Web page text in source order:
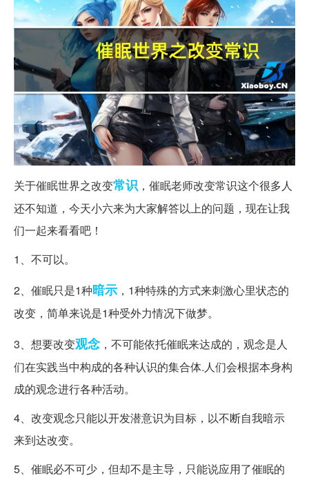
关于催眠世界之改变常识 ，催眠老师改变常识这个很多人
还不知道，今天小六来为大家解答以上的问题，现在让我
们一起来看看吧！
1、不可以。
2、催眠只是1种暗示 ，1种特殊的方式来刺激心里状态的
改变，简单来说是1种受外力情况下做梦。
3、想要改变观念，不可能依托催眠来达成的，观念是人
们在实践当中构成的各种认识的集合体.人们会根据本身构
成的观念进行各种活动。
4、改变观念只能以开发潜意识为目标，以不断自我暗示
来到达改变。
5、催眠必不可少，但却不是主导，只能说应用了催眠的